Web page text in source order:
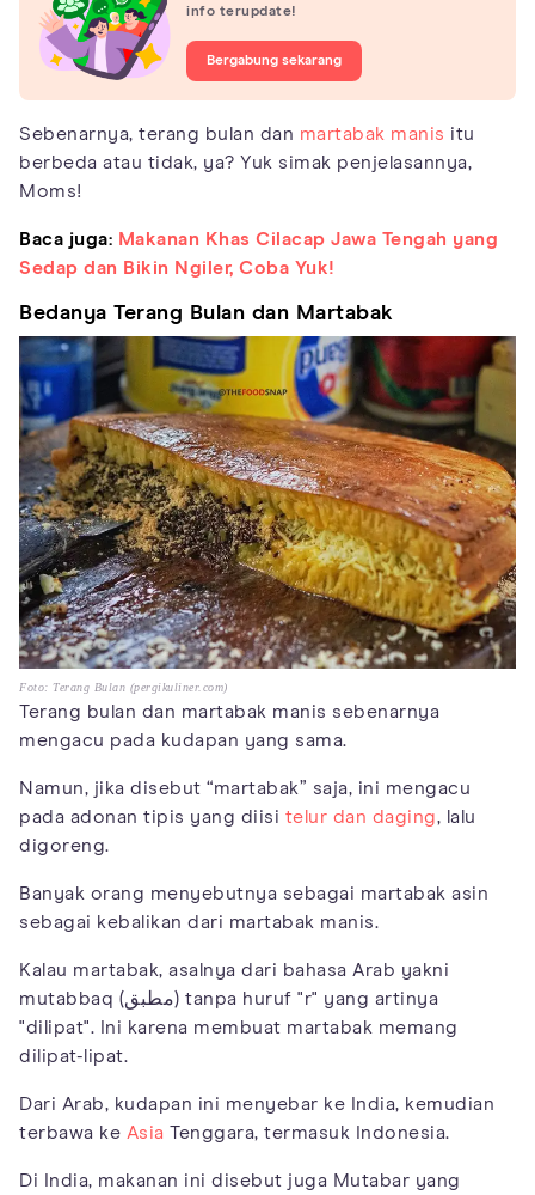
info terupdate!
Bergabung sekarang
Sebenarnya, terang bulan dan martabak manis itu
berbeda atau tidak, ya? Yuk simak penjelasannya,
Moms!
Baca juga: Makanan Khas Cilacap Jawa Tengah yang
Sedap dan Bikin Ngiler, Coba Yuk!
Bedanya Terang Bulan dan Martabak
Foto: Terang Bulan (pergikuliner.com)
Terang bulan dan martabak manis sebenarnya
mengacu pada kudapan yang sama.
Namun, jika disebut “martabak” saja, ini mengacu
pada adonan tipis yang diisi telur dan daging, lalu
digoreng.
Banyak orang menyebutnya sebagai martabak asin
sebagai kebalikan dari martabak manis.
Kalau martabak, asalnya dari bahasa Arab yakni
mutabbaq (مطبق) tanpa huruf "r" yang artinya
"dilipat". Ini karena membuat martabak memang
dilipat-lipat.
Dari Arab, kudapan ini menyebar ke India, kemudian
terbawa ke Asia Tenggara, termasuk Indonesia.
Di India, makanan ini disebut juga Mutabar yang